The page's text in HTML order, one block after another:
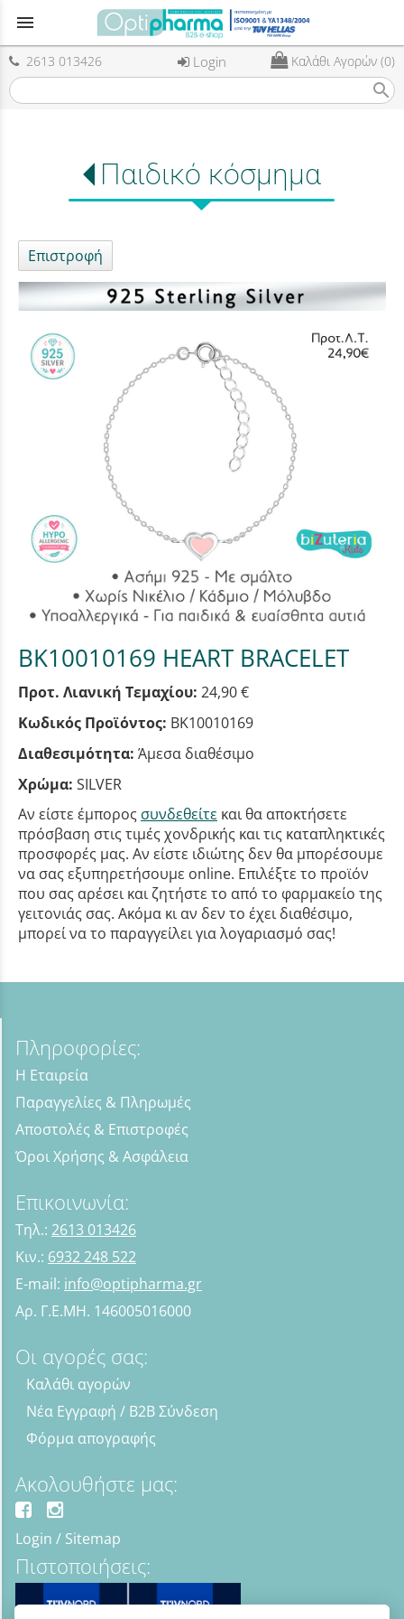
menu
2613 013426 Login Καλάθι Αγορών (0)
search
Παιδικό κόσμημα
Επιστροφή
BK10010169 HEART BRACELET
Προτ. Λιανική Τεμαχίου: 24,90 €
Κωδικός Προϊόντος: BK10010169
Διαθεσιμότητα: Άμεσα διαθέσιμο
Χρώμα: SILVER
Αν είστε έμπορος συνδεθείτε και θα αποκτήσετε
πρόσβαση στις τιμές χονδρικής και τις καταπληκτικές
προσφορές μας. Αν είστε ιδιώτης δεν θα μπορέσουμε
να σας εξυπηρετήσουμε online. Επιλέξτε το προϊόν
που σας αρέσει και ζητήστε το από το φαρμακείο της
γειτονιάς σας. Ακόμα κι αν δεν το έχει διαθέσιμο,
μπορεί να το παραγγείλει για λογαριασμό σας!
Πληροφορίες:
Η Εταιρεία
Παραγγελίες & Πληρωμές
Αποστολές & Επιστροφές
Όροι Χρήσης & Ασφάλεια
Επικοινωνία:
Τηλ.: 2613 013426
Κιν.: 6932 248 522
E-mail: info@optipharma.gr
Αρ. Γ.Ε.ΜΗ. 146005016000
Οι αγορές σας:
Καλάθι αγορών
Νέα Εγγραφή / B2B Σύνδεση
Φόρμα απογραφής
Ακολουθήστε μας:
Login / Sitemap
Πιστοποιήσεις: